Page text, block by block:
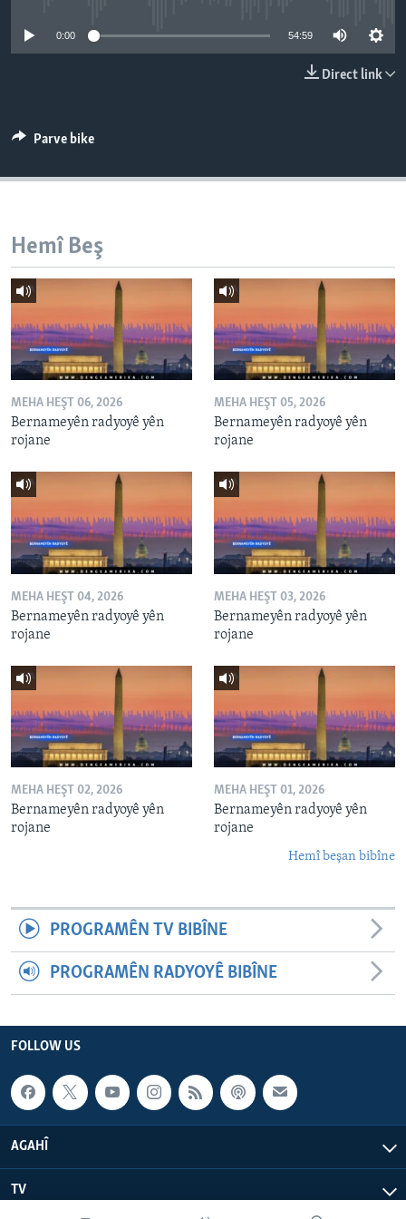
SERNIVÎS
Learning English
FOLLOW US
Zimanên Din
0:00 54:59
Direct link
Parve bike
Hemî Beş
MEHA HEŞT 06, 2026
Bernameyên radyoyê yên
rojane
MEHA HEŞT 05, 2026
Bernameyên radyoyê yên
rojane
MEHA HEŞT 04, 2026
Bernameyên radyoyê yên
rojane
MEHA HEŞT 03, 2026
Bernameyên radyoyê yên
rojane
MEHA HEŞT 02, 2026
Bernameyên radyoyê yên
rojane
MEHA HEŞT 01, 2026
Bernameyên radyoyê yên
rojane
Hemî beşan bibîne
PROGRAMÊN TV BIBÎNE
PROGRAMÊN RADYOYÊ BIBÎNE
FOLLOW US
AGAHÎ
TV